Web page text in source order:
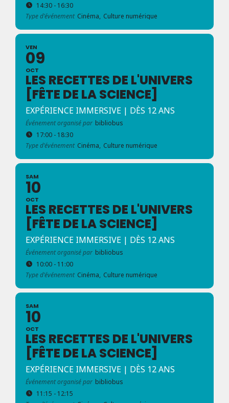
14:30 - 16:30
Type d'événement Cinéma, Culture numérique
VEN
09
OCT
LES RECETTES DE L'UNIVERS
[FÊTE DE LA SCIENCE]
EXPÉRIENCE IMMERSIVE | DÈS 12 ANS
Événement organisé par bibliobus
17:00 - 18:30
Type d'événement Cinéma, Culture numérique
SAM
10
OCT
LES RECETTES DE L'UNIVERS
[FÊTE DE LA SCIENCE]
EXPÉRIENCE IMMERSIVE | DÈS 12 ANS
Événement organisé par bibliobus
10:00 - 11:00
Type d'événement Cinéma, Culture numérique
SAM
10
OCT
LES RECETTES DE L'UNIVERS
[FÊTE DE LA SCIENCE]
EXPÉRIENCE IMMERSIVE | DÈS 12 ANS
Événement organisé par bibliobus
11:15 - 12:15